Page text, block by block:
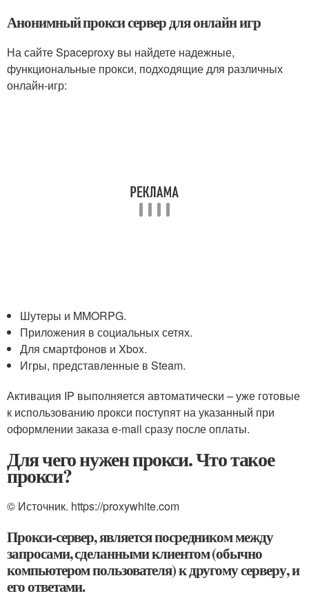
Анонимный прокси сервер для онлайн игр
На сайте Spaceproxy вы найдете надежные,
функциональные прокси, подходящие для различных
онлайн-игр:
Шутеры и MMORPG.
Приложения в социальных сетях.
Для смартфонов и Xbox.
Игры, представленные в Steam.
Активация IP выполняется автоматически – уже готовые
к использованию прокси поступят на указанный при
оформлении заказа e-mail сразу после оплаты.
Для чего нужен прокси. Что такое
прокси?
© Источник. https://proxywhite.com
Прокси-сервер, является посредником между
запросами, сделанными клиентом (обычно
компьютером пользователя) к другому серверу, и
его ответами.